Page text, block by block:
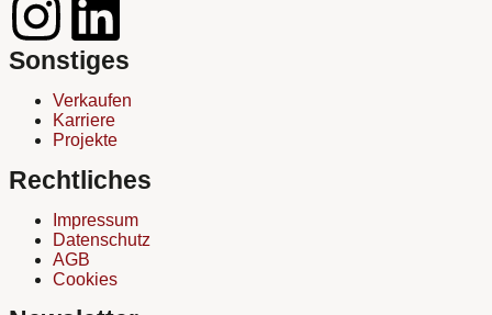
Sonstiges
Verkaufen
Karriere
Projekte
Rechtliches
Impressum
Datenschutz
AGB
Cookies